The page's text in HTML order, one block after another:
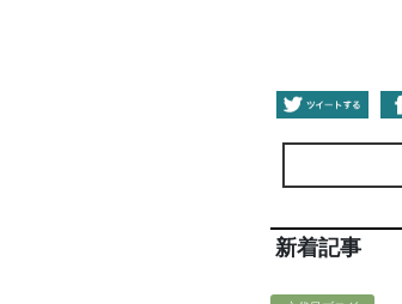
新着記事